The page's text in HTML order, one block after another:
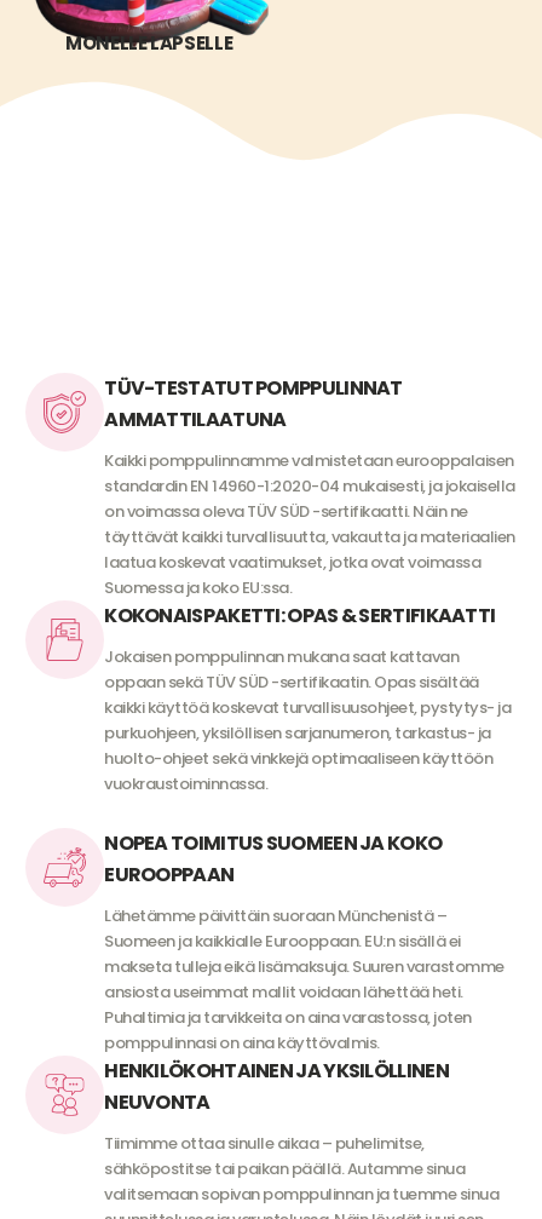
MONELLE LAPSELLE
TÜV-TESTATUT POMPPULINNAT
AMMATTILAATUNA
Kaikki pomppulinnamme valmistetaan eurooppalaisen
standardin EN 14960-1:2020-04 mukaisesti, ja jokaisella
on voimassa oleva TÜV SÜD -sertifikaatti. Näin ne
täyttävät kaikki turvallisuutta, vakautta ja materiaalien
laatua koskevat vaatimukset, jotka ovat voimassa
Suomessa ja koko EU:ssa.
KOKONAISPAKETTI: OPAS & SERTIFIKAATTI
Jokaisen pomppulinnan mukana saat kattavan
oppaan sekä TÜV SÜD -sertifikaatin. Opas sisältää
kaikki käyttöä koskevat turvallisuusohjeet, pystytys- ja
purkuohjeen, yksilöllisen sarjanumeron, tarkastus- ja
huolto-ohjeet sekä vinkkejä optimaaliseen käyttöön
vuokraustoiminnassa.
NOPEA TOIMITUS SUOMEEN JA KOKO
EUROOPPAAN
Lähetämme päivittäin suoraan Münchenistä –
Suomeen ja kaikkialle Eurooppaan. EU:n sisällä ei
makseta tulleja eikä lisämaksuja. Suuren varastomme
ansiosta useimmat mallit voidaan lähettää heti.
Puhaltimia ja tarvikkeita on aina varastossa, joten
pomppulinnasi on aina käyttövalmis.
HENKILÖKOHTAINEN JA YKSILÖLLINEN
NEUVONTA
Tiimimme ottaa sinulle aikaa – puhelimitse,
sähköpostitse tai paikan päällä. Autamme sinua
valitsemaan sopivan pomppulinnan ja tuemme sinua